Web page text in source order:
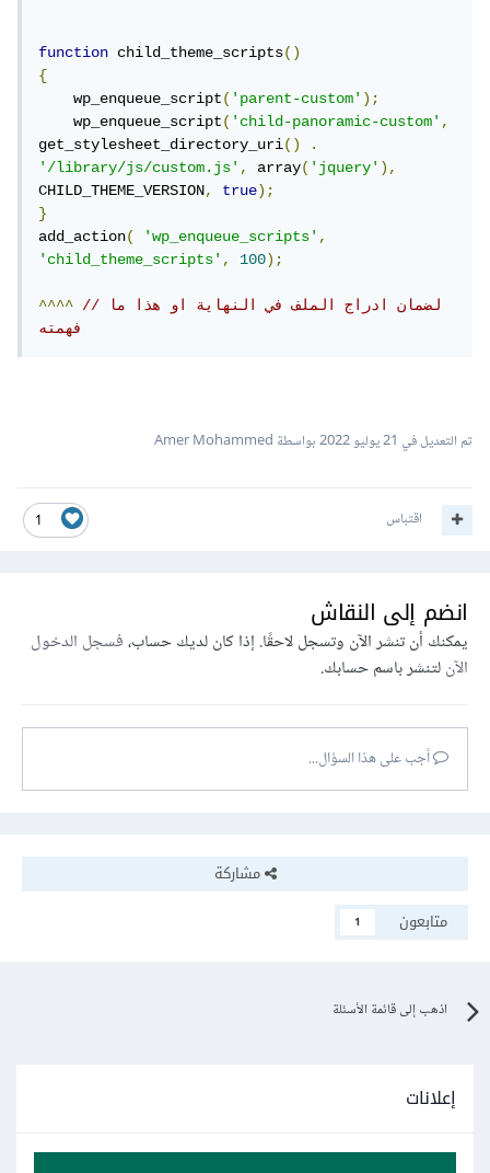
function child_theme_scripts()
{
    wp_enqueue_script
('parent-custom');
    wp_enqueue_script
('child-panoramic-custom',
get_stylesheet_directory_uri()
.
'/library/js/custom.js', array('jquery'),
CHILD_THEME_VERSION, true);
}
add_action( 'wp_enqueue_scripts',
'child_theme_scripts', 100);
^^^^
//لضمان ادراج الملف في النهاية او هذا ما
فهمته
تم التعديل في 21 يوليو 2022 بواسطة Amer Mohammed
1 اقتباس
انضم إلى النقاش
يمكنك أن تنشر الآن وتسجل لاحقًا. إذا كان لديك حساب،فسجل الدخول
الآنلتنشر باسم حسابك.
أجب على هذا السؤال...
مشاركة
متابعون
1
اذهب إلى قائمة الأسئلة
إعلانات